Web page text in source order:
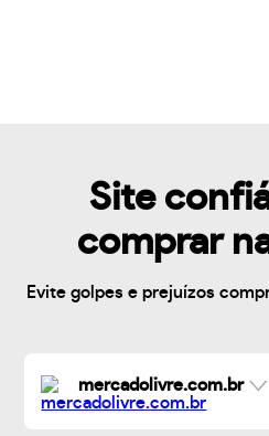
Site
comprar
Evite golpes e prejuízos
mercadolivre.com.br